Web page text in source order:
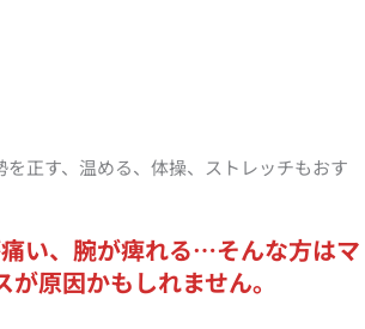
正す、温める、体操、ストレッチもおす
い、腕が痺れる…そんな方はマ
が原因かもしれません。